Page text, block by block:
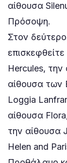
αίθουσα
Πρόσοψη.
Στον
Hercules, την
αίθουσα των
Loggia
αίθουσα
την αίθουσα
Helen and